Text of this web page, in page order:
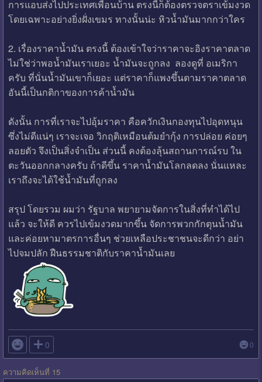
การแอบส่งไปประเทศเพื่อนบ้าน ตรงนี้ก็ต้องตรวจตราเข้มงวด
โดยเฉพาะอย่างยิ่งฝั่งเขมร ทางนั้นน่ะ หิวน้ำมันมากกว่าใคร
2. เรื่องราคาน้ำมัน ตรงนี้ ต้องเข้าใจว่าราคาจะอิงราคาตลาด
ไม่ใช่ว่าพอน้ำมันเราเยอะ น้ำมันจะถูกลง ลองดูที่ อเมริกา
ครับ ที่นั่นน้ำมันเขาก็เยอะ แต่ราคาก็แพงขึ้นตามราคาตลาด
อันนี้เป็นกติกาของการค้าน้ำมัน
ดังนั้น การที่เราจะไปอุ้มราคา คือควักเงินกองทุนไปอุดหนุน
ซึ่งไม่ดีแน่ๆ เราจะเจอ วิกฤติเหมือนต้มยำกุ้ง การปล่อย ค่อยๆ
ลอยตัว จึงเป็นสิ่งจำเป็น ส่วนนี้ คงต้องลุ้นสถานการณ์รบ ใน
ตะวันออกกลางครับ ถ้าดีขึ้น ราคาน้ำมันโลกลดลง นั่นแหละ
เราถึงจะได้ใช้น้ำมันที่ถูกลง
สรุป โดยรวม ผมว่า รัฐบาล พยายามจัดการในสิ่งที่ทำได้ไป
แล้ว จะให้ดี ควรไปเข้มงวดมากขึ้น จัดการพวกกักตุนน้ำมัน
และค่อยหามาตรการอื่นๆ ช่วยเหลือประชาชนจะดีกว่า อย่า
ไปจมปลัก ฝืนธรรมชาติกับราคาน้ำมันเลย
 0 0
ความคิดเห็นที่ 15